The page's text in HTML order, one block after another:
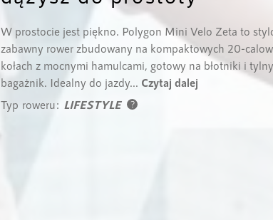
W prostocie jest piękno. Polygon Mini Velo Zeta to
zabawny rower zbudowany na kompaktowych 20-
kołach z mocnymi hamulcami, gotowy na błotniki i tylny
bagażnik. Idealny do jazdy... Czytaj dalej
Typ roweru: LIFESTYLE ?